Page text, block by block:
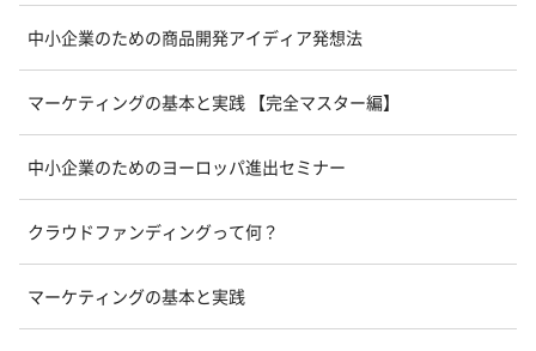
中小企業のための商品開発アイディア発想法
マーケティングの基本と実践 【完全マスター編】
中小企業のためのヨーロッパ進出セミナー
クラウドファンディングって何？
マーケティングの基本と実践